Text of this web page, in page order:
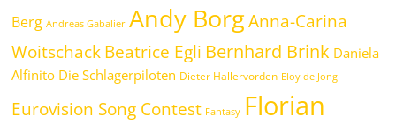
Berg Andreas Gabalier Andy Borg Anna-Carina
WoitschackBeatrice Egli Bernhard Brink Daniela
Alfinito Die Schlagerpiloten Dieter Hallervorden Eloy de Jong
Eurovision Song Contest Fantasy Florian